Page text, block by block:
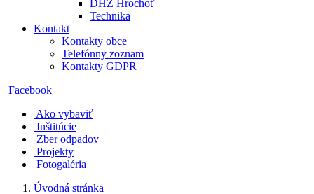
DHZ Hrochoť
Technika
Kontakt
Kontakty obce
Telefónny zoznam
Kontakty GDPR
Facebook
Ako vybaviť
Inštitúcie
Zber odpadov
Projekty
Fotogaléria
Úvodná stránka